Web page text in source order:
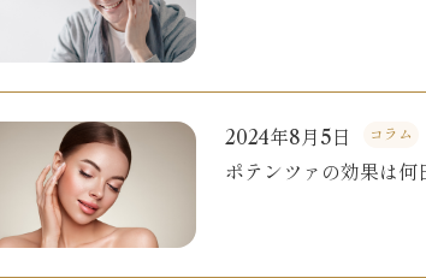
2024年8月5日 コラム
ポテンツァの効果は